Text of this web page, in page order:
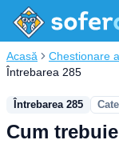
Acasă Chestionare
Întrebarea 285
Întrebarea 285
Cum